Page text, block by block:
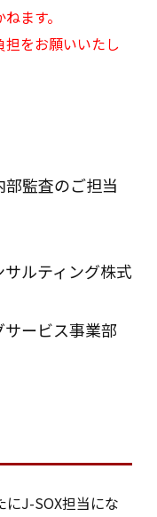
ます。
をお願いいたし
監査のご担当
ルティング株式
サービス事業部
にJ-SOX担当にな